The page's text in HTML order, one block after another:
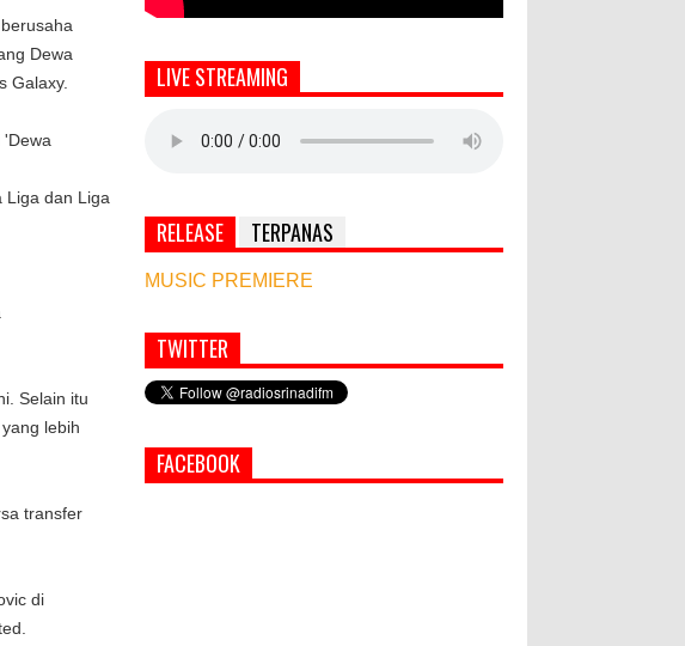
Dewa
Galaxy.
'Dewa
Liga dan Liga
Selain itu
lebih
transfer
di
LIVE STREAMING
RELEASE TERPANAS
MUSIC PREMIERE
Simbol Persahabatan, RI Bangun Islamic Centre
di Afghanistan
PASAR MURAH
TWITTER
FACEBOOK